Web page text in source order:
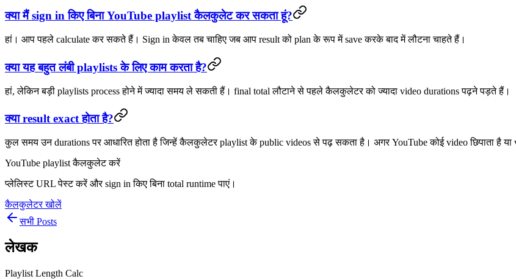
क्या मैं sign in किए बिना YouTube playlist कैलकुलेट कर सकता हूं?
हां। आप पहले calculate कर सकते हैं। Sign in केवल तब चाहिए जब आप result को plan के रूप में save करके बाद में लौटना चाहते हैं।
क्या यह बहुत लंबी playlists के लिए काम करता है?
हां, लेकिन बड़ी playlists process होने में ज्यादा समय ले सकती हैं। final total लौटाने से पहले कैलकुलेटर को ज्यादा video durations पढ़ने पड़ते हैं।
क्या result exact होता है?
कुल समय उन durations पर आधारित होता है जिन्हें कैलकुलेटर playlist के public videos से पढ़ सकता है। अगर YouTube कोई video छिपाता है या
YouTube playlist कैलकुलेट करें
प्लेलिस्ट URL पेस्ट करें और sign in किए बिना total runtime पाएं।
कैलकुलेटर खोलें
सभी Posts
लेखक
Playlist Length Calc